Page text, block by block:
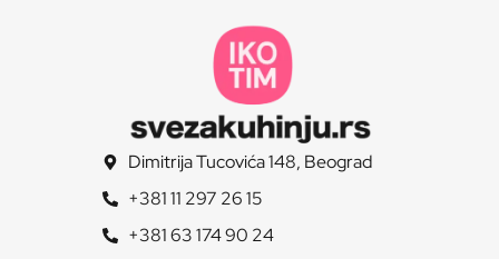
Dimitrija Tucovića 148, Beograd
+381 11 297 26 15
+381 63 174 90 24